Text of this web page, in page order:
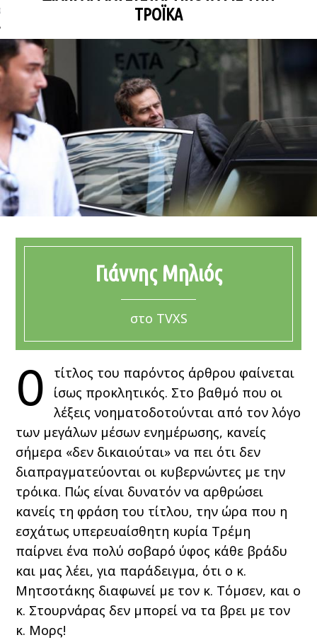
ΤΡΌΙΚΑ
Γιάννης Μηλιός
στο TVXS
Ο
τίτλος του παρόντος άρθρου φαίνεται
ίσως προκλητικός. Στο βαθμό που οι
λέξεις νοηματοδοτούνται από τον λόγο
των μεγάλων μέσων ενημέρωσης, κανείς
σήμερα «δεν δικαιούται» να πει ότι δεν
διαπραγματεύονται οι κυβερνώντες με την
τρόικα. Πώς είναι δυνατόν να αρθρώσει
κανείς τη φράση του τίτλου, την ώρα που η
εσχάτως υπερευαίσθητη κυρία Τρέμη
παίρνει ένα πολύ σοβαρό ύφος κάθε βράδυ
και μας λέει, για παράδειγμα, ότι ο κ.
Μητσοτάκης διαφωνεί με τον κ. Τόμσεν, και ο
κ. Στουρνάρας δεν μπορεί να τα βρει με τον
κ. Μορς!